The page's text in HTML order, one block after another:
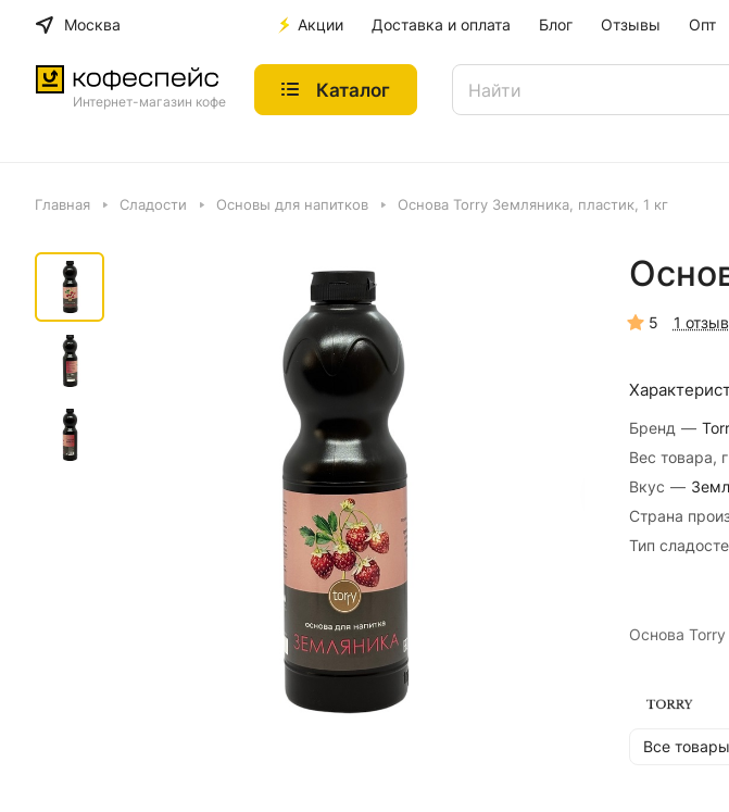
Москва Акции Доставка и оплата Блог Отзывы Опт
Интернет-магазин кофе
Каталог
Главная Сладости Основы для напитков Основа Torry Земляника, пластик, 1 кг
5 1 отзыв
Бренд —
Вес товара, г
Вкус —
Страна
Тип
Основа Torry
Все